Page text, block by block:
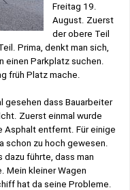
Freitag 19.
August. Zuerst
der obere Teil
Prima, denkt man sich,
einen Parkplatz suchen.
früh Platz mache.
gesehen dass Bauarbeiter
Zuerst einmal wurde
Asphalt entfernt. Für einige
schon zu hoch gewesen.
dazu führte, dass man
Mein kleiner Wagen
hat da seine Probleme.